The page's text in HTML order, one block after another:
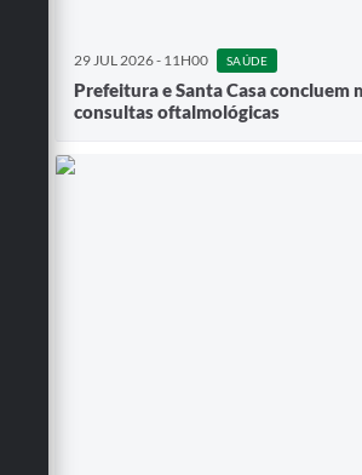
29 JUL 2026 - 11H00 SAÚDE
Prefeitura e Santa Casa concluem
consultas oftalmológicas